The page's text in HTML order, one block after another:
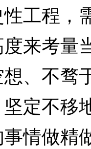
工程，
来考量
、不骛
定不移
情做精